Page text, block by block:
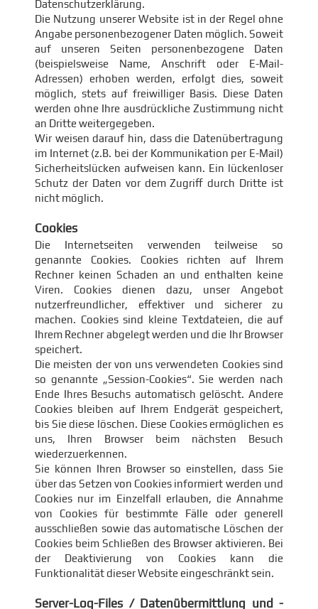
Datenschutzerklärung.
Die Nutzung unserer Website ist in der Regel ohne
Angabe personenbezogener Daten möglich. Soweit
auf unseren Seiten personenbezogene Daten
(beispielsweise Name, Anschrift oder E-Mail-
Adressen) erhoben werden, erfolgt dies, soweit
möglich, stets auf freiwilliger Basis. Diese Daten
werden ohne Ihre ausdrückliche Zustimmung nicht
an Dritte weitergegeben.
Wir weisen darauf hin, dass die Datenübertragung
im Internet (z.B. bei der Kommunikation per E-Mail)
Sicherheitslücken aufweisen kann. Ein lückenloser
Schutz der Daten vor dem Zugriff durch Dritte ist
nicht möglich.
Cookies
Die Internetseiten verwenden teilweise so
genannte Cookies. Cookies richten auf Ihrem
Rechner keinen Schaden an und enthalten keine
Viren. Cookies dienen dazu, unser Angebot
nutzerfreundlicher, effektiver und sicherer zu
machen. Cookies sind kleine Textdateien, die auf
Ihrem Rechner abgelegt werden und die Ihr Browser
speichert.
Die meisten der von uns verwendeten Cookies sind
so genannte „Session-Cookies“. Sie werden nach
Ende Ihres Besuchs automatisch gelöscht. Andere
Cookies bleiben auf Ihrem Endgerät gespeichert,
bis Sie diese löschen. Diese Cookies ermöglichen es
uns, Ihren Browser beim nächsten Besuch
wiederzuerkennen.
Sie können Ihren Browser so einstellen, dass Sie
über das Setzen von Cookies informiert werden und
Cookies nur im Einzelfall erlauben, die Annahme
von Cookies für bestimmte Fälle oder generell
ausschließen sowie das automatische Löschen der
Cookies beim Schließen des Browser aktivieren. Bei
der Deaktivierung von Cookies kann die
Funktionalität dieser Website eingeschränkt sein.
Server-Log-Files / Datenübermittlung und -